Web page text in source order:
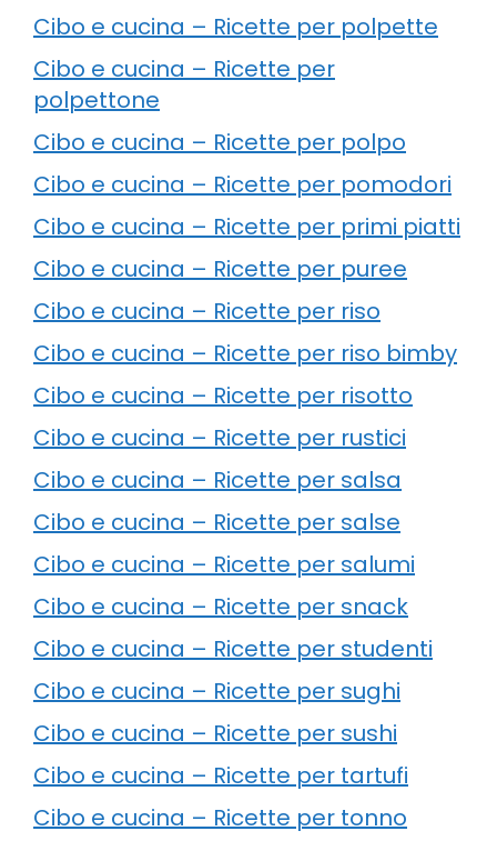
Cibo e cucina – Ricette per polpette
Cibo e cucina – Ricette per
polpettone
Cibo e cucina – Ricette per polpo
Cibo e cucina – Ricette per pomodori
Cibo e cucina – Ricette per primi piatti
Cibo e cucina – Ricette per puree
Cibo e cucina – Ricette per riso
Cibo e cucina – Ricette per riso bimby
Cibo e cucina – Ricette per risotto
Cibo e cucina – Ricette per rustici
Cibo e cucina – Ricette per salsa
Cibo e cucina – Ricette per salse
Cibo e cucina – Ricette per salumi
Cibo e cucina – Ricette per snack
Cibo e cucina – Ricette per studenti
Cibo e cucina – Ricette per sughi
Cibo e cucina – Ricette per sushi
Cibo e cucina – Ricette per tartufi
Cibo e cucina – Ricette per tonno